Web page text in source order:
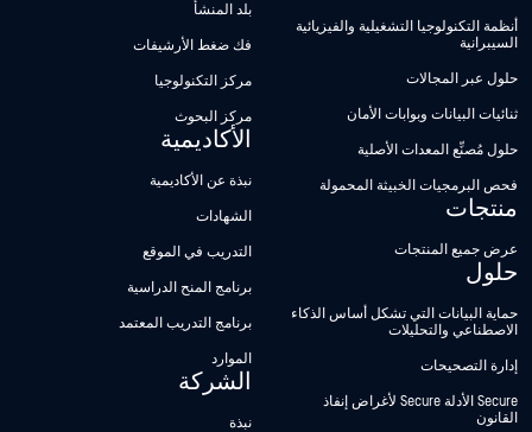
أنظمة التكنولوجيا التشغيلية والفيزيائية
السيبرانية
حلول عبر المجالات
ثنائيات البيانات وبوابات الأمان
حلول مُصنِّع المعدات الأصلية
فحص البرمجيات الخبيثة المحمولة
منتجات
عرض جميع المنتجات
حلول
حماية البيانات التي تشكل أساس الذكاء
الاصطناعي والتحليلات
إدارة التصحيحات
Secure الأدلة Secure لأغراض إنفاذ
القانون
بلد المنشأ
فك ضغط الأرشيفات
مركز التكنولوجيا
مركز البحوث
الأكاديمية
نبذة عن الأكاديمية
الشهادات
التدريب في الموقع
برنامج المنح الدراسية
برنامج التدريب المعتمد
الموارد
الشركة
نبذة